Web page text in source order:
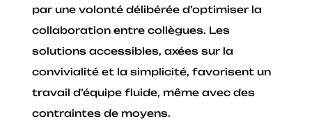
par une volonté délibérée d’optimiser la
collaboration entre collègues. Les
solutions accessibles, axées sur la
convivialité et la simplicité, favorisent un
travail d’équipe fluide, même avec des
contraintes de moyens.